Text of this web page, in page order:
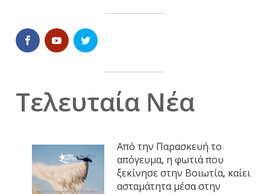
Τελευταία Νέα
Από την Παρασκευή το
απόγευμα, η φωτιά που
ξεκίνησε στην Βοιωτία, καίει
ασταμάτητα μέσα στην